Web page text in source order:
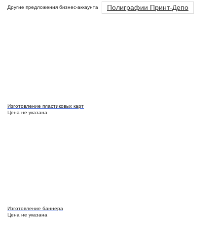
Другие предложения бизнес-аккаунта Полиграфии Принт-Депо
Изготовление пластиковых карт
Цена не указана
Изготовление баннера
Цена не указана